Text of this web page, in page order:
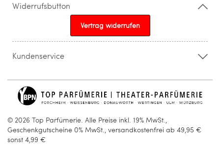
Widerrufsbutton
Vertrag widerrufen
Kundenservice
info@topparfuemerie.de
© 2026 Top Parfümerie. Alle Preise inkl. 19% MwSt.,
Geschenkgutscheine 0% MwSt., versandkostenfrei ab 49,95 €
sonst 4,99 €